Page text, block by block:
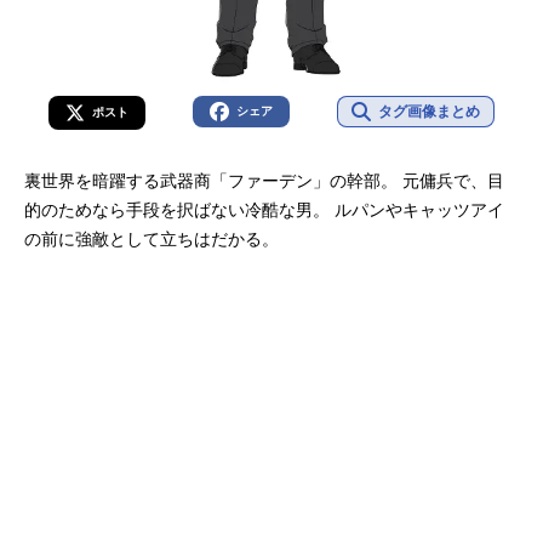
ポスト シェア タグ画像まとめ
裏世界を暗躍する武器商「ファーデン」の幹部。 元傭兵で、目
的のためなら手段を択ばない冷酷な男。 ルパンやキャッツアイ
の前に強敵として立ちはだかる。